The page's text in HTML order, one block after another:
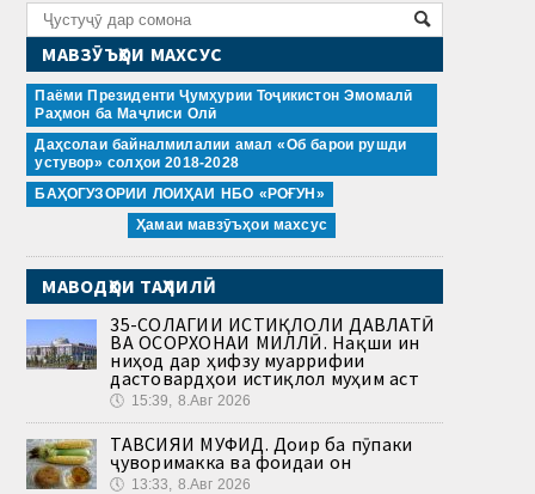
МАВЗӮЪҲОИ МАХСУС
Паёми Президенти Ҷумҳурии Тоҷикистон Эмомалӣ
Раҳмон ба Маҷлиси Олӣ
Даҳсолаи байналмилалии амал «Об барои рушди
устувор» солҳои 2018-2028
БАҲОГУЗОРИИ ЛОИҲАИ НБО «РОҒУН»
Ҳамаи мавзӯъҳои махсус
МАВОДҲОИ ТАҲЛИЛӢ
35-СОЛАГИИ ИСТИҚЛОЛИ ДАВЛАТӢ
ВА ОСОРХОНАИ МИЛЛӢ. Нақши ин
ниҳод дар ҳифзу муаррифии
дастовардҳои истиқлол муҳим аст
🕔 15:39, 8.Авг 2026
ТАВСИЯИ МУФИД. Доир ба пӯпаки
ҷуворимакка ва фоидаи он
🕔 13:33, 8.Авг 2026